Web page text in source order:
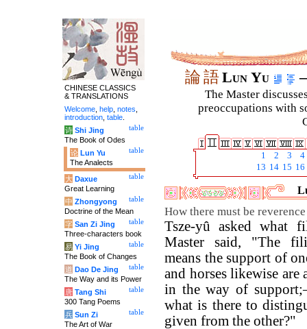
論語Lun Yu
The Master
preoccupations with
1 2 3
4
13 14 15 16
How there must be
Tsze-yû asked what
Master said, "The
means the support of
and horses likewise are
in the way of
what is there to
given from the other?"
CHINESE CLASSICS
& TRANSLATIONS
Welcome help notes
introduction table
table
诗 Shi Jing
The Book of Odes
table
论 Lun Yu
The Analects
table
大 Daxue
Great Learning
table
中 Zhongyong
Doctrine of the Mean
table
字 San Zi Jing
Three-characters book
table
易 Yi Jing
The Book of Changes
table
道 Dao De Jing
The Way and its Power
table
唐 Tang Shi
300 Tang Poems
table
兵 Sun Zi
The Art of War